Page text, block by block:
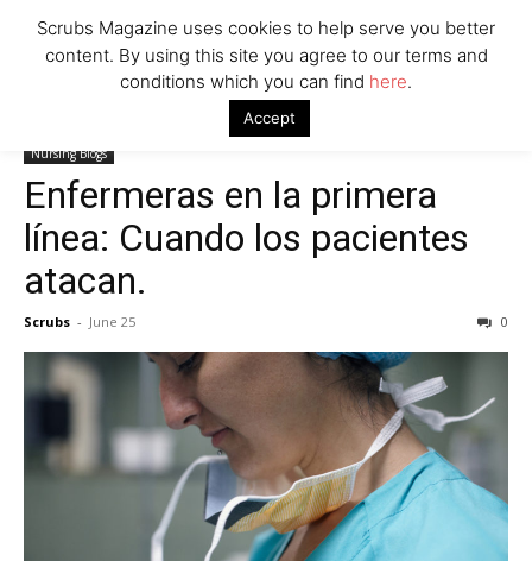
Enfermeras en la primera línea: Cuando los
Nursing Blogs
Enfermeras en la primera
línea: Cuando los pacientes
atacan.
Scrubs - June 25 0
Scrubs Magazine uses cookies to help serve you better
content. By using this site you agree to our terms and
conditions which you can find here.
Accept